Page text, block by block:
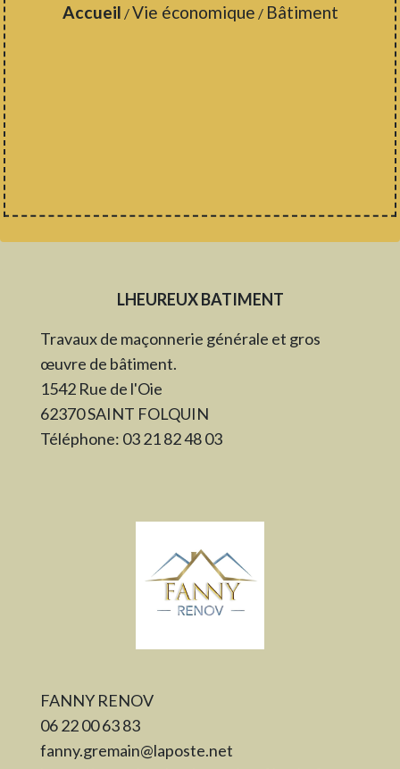
Accueil /Vie économique / Bâtiment
LHEUREUX BATIMENT
Travaux de maçonnerie générale et gros
œuvre de bâtiment.
1542 Rue de l'Oie
62370 SAINT FOLQUIN
Téléphone: 03 21 82 48 03
FANNY RENOV
06 22 00 63 83
fanny.gremain@laposte.net